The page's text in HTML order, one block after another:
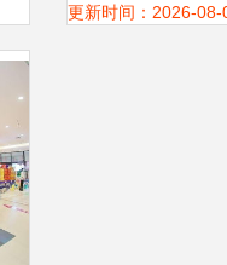
更新时间：2026-